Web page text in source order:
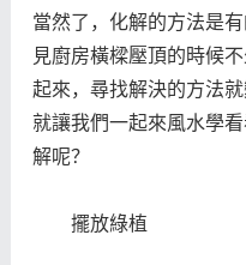
當然了，化解的方法是
見廚房橫樑壓頂的時候
起來，尋找解決的方法
就讓我們一起來風水學
解呢？
擺放綠植